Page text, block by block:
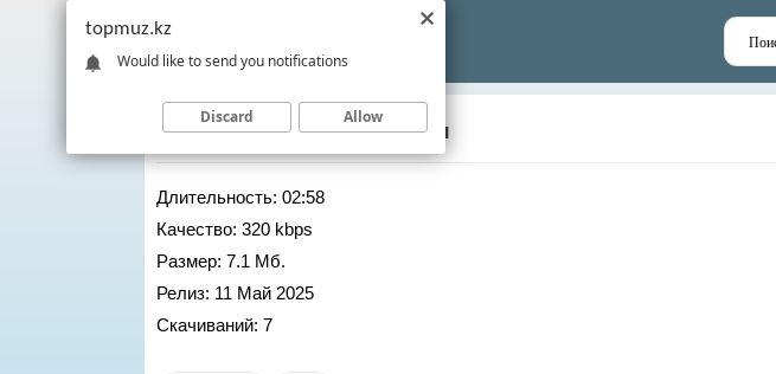
Дастан Ескендир– Адеми
Длительность: 02:58
Качество: 320 kbps
Размер: 7.1 Мб.
Релиз: 11 Май 2025
Скачиваний: 7
topmuz.kz
Would like to send you notifications
Discard Allow